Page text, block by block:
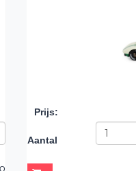
Prijs:
Aantal